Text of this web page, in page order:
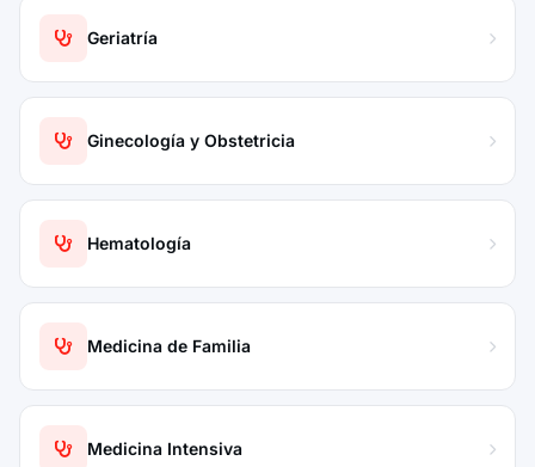
Geriatría
Ginecología y Obstetricia
Hematología
Medicina de Familia
Medicina Intensiva